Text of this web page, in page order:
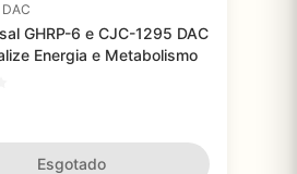
GHRP-6 e CJC-1295 DAC
Energia e Metabolismo
Esgotado